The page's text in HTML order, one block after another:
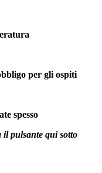
per gli ospiti
spesso
il pulsante qui sotto